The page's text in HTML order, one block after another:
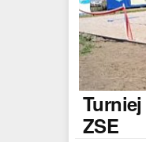
Turniej
ZSE